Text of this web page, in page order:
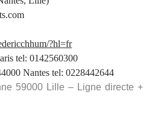
?hl=fr
tel: 0142560300
Nantes tel: 0228442644
59000 Lille – Ligne directe +